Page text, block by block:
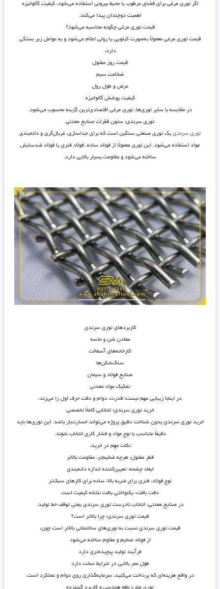
اگر توری مرغی برای فضای مرطوب یا محیط بیرونی استفاده می‌شود، کیفیت گالوانیزه
اهمیت دوچندان پیدا می‌کند.
قیمت توری مرغی چگونه محاسبه می‌شود؟
قیمت توری مرغی معمولاً به‌صورت کیلویی یا رولی اعلام می‌شود و به عوامل زیر بستگی
دارد:
قیمت روز مفتول
ضخامت سیم
عرض و طول رول
کیفیت پوشش گالوانیزه
در مقایسه با سایر توری‌ها، توری مرغیاقتصادی‌ترین گزینه محسوب می‌شود.
توری سرندی؛ ستون فقرات صنایع معدنی
توری سرندییک توری صنعتی سنگین است که برای جداسازی، غربال‌گری و دانه‌بندی
مواد استفاده می‌شود. این توری معمولاً از فولاد ساده، فولاد فنری یا فولاد ضدسایش
ساخته می‌شود و مقاومت بسیار بالایی دارد.
کاربردهای توری سرندی
معادن شن و ماسه
کارخانه‌های آسفالت
سنگ‌شکن‌ها
صنایع فولاد و سیمان
تفکیک مواد معدنی
در اینجا زیبایی مهم نیست؛ قدرت، دوام و دقتحرف اول را می‌زند.
خرید توری سرندی؛ انتخابی کاملاً تخصصی
خرید توری سرندی بدون شناخت دقیق پروژه می‌تواند خسارت‌بار باشد. این توری‌ها باید
دقیقاً متناسب با نوع مواد و فشار کاری انتخاب شوند.
نکات مهم در خرید:
قطر مفتول: هرچه ضخیم‌تر، مقاومت بالاتر
ابعاد چشمه: تعیین‌کننده اندازه دانه‌بندی
نوع فولاد: فنری برای ضربه بالا، ساده برای کارهای سبک‌تر
دقت بافت: یکنواختی بافت نشانه کیفیت است
در صنایع معدنی، انتخاب نادرست توری سرندی یعنی توقف خط تولید.
قیمت توری سرندی؛ چرا بالاتر است؟
قیمت توری سرندی نسبت به توری‌های ساختمانی بالاتر است چون:
از فولاد ضخیم و مقاوم ساخته می‌شود
فرآیند تولید پیچیده‌تری دارد
طول عمر بالایی در شرایط سخت دارد
در واقع هزینه‌ای که پرداخت می‌کنید، سرمایه‌گذاری روی دوام و عملکرداست.
توری مش؛ نظم هندسی و کاربرد گسترده